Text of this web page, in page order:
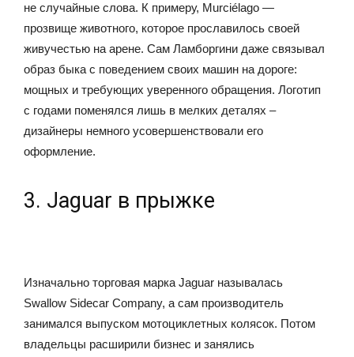
не случайные слова. К примеру, Murciélago —
прозвище животного, которое прославилось своей
живучестью на арене. Сам Ламборгини даже связывал
образ быка с поведением своих машин на дороге:
мощных и требующих уверенного обращения. Логотип
с годами поменялся лишь в мелких деталях –
дизайнеры немного усовершенствовали его
оформление.
3. Jaguar в прыжке
Изначально торговая марка Jaguar называлась
Swallow Sidecar Company, а сам производитель
занимался выпуском мотоциклетных колясок. Потом
владельцы расширили бизнес и занялись